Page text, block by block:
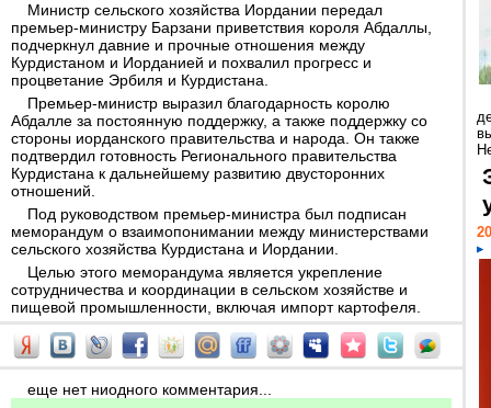
Министр сельского хозяйства Иордании передал
премьер-министру Барзани приветствия короля Абдаллы,
подчеркнул давние и прочные отношения между
Курдистаном и Иорданией и похвалил прогресс и
процветание Эрбиля и Курдистана.
Премьер-министр выразил благодарность королю
Абдалле за постоянную поддержку, а также поддержку со
стороны иорданского правительства и народа. Он также
подтвердил готовность Регионального правительства
Курдистана к дальнейшему развитию двусторонних
отношений.
Под руководством премьер-министра был подписан
меморандум о взаимопонимании между министерствами
сельского хозяйства Курдистана и Иордании.
Целью этого меморандума является укрепление
сотрудничества и координации в сельском хозяйстве и
пищевой промышленности, включая импорт картофеля.
еще нет ниодного комментария...